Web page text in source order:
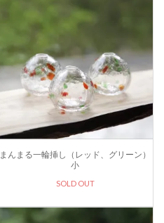
まんまる一輪挿し（レッド、グリーン）
小
SOLD OUT